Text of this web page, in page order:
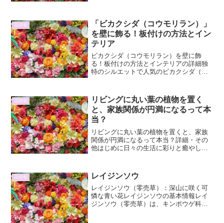
肉植物は、急激な温度低下に弱く、一夜
にして凍死してしまう危険...
花情報
「ビカクシダ（コウモリラン）」
を壁に飾る！板付けの方法とイン
テリア
ビカクシダ（コウモリラン）を壁に飾
る！板付けの方法とインテリアの詳細独
特のシルエットで人気のビカクシダ（コ
います。特に、板に活着させる「板付
け」は、ビカクシダの魅力を最...
花情報
リビングに丸い葉の植物を置く
と、家族関係が円満になるって本
当？
リビングに丸い葉の植物を置くと、家族
関係が円満になるって本当？詳細・その
他はじめに日々の生活に彩りと癒やしを
ントになるだけでなく、風水的な意味合
いも気になるところですよ...
花情報 レイジンソウ
レイジンソウ（零売草）：深山に咲く可
憐な青い花レイジンソウの基本情報レイ
ジンソウ（零売草）は、キンポウゲ科ト